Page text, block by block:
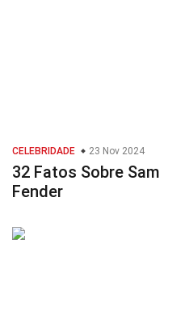
CELEBRIDADE 23 Nov 2024
32 Fatos Sobre Sam
Fender